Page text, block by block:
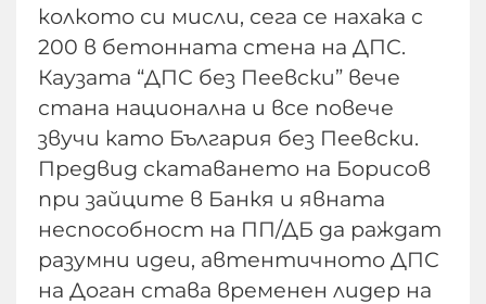
колкото си мисли, сега се нахака с
200 в бетонната стена на ДПС.
Каузата “ДПС без Пеевски” вече
стана национална и все повече
звучи като България без Пеевски.
Предвид скатаването на Борисов
при зайците в Банкя и явната
неспособност на ПП/ДБ да раждат
разумни идеи, автентичното ДПС
на Доган става временен лидер на